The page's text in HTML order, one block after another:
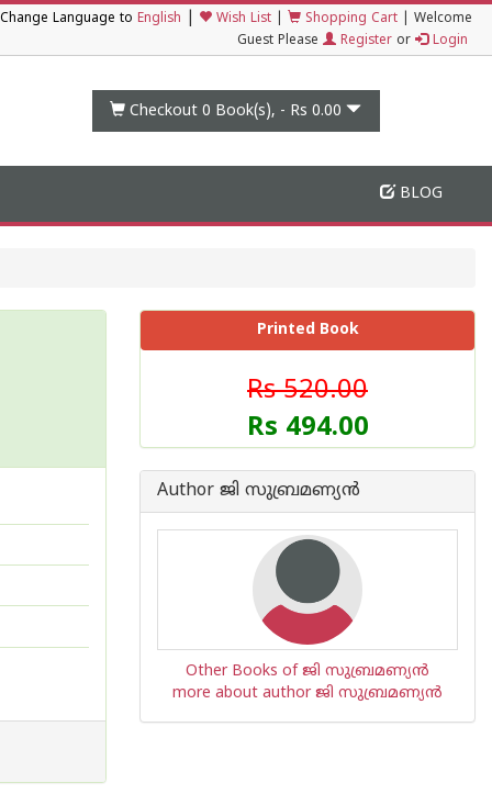
Change Language to English Wish List Shopping Cart
Welcome
Guest Please
Register or Login
Checkout 0 Book(s), - Rs 0.00
BLOG
Printed Book
Rs 520.00
Rs 494.00
Author ജി സുബ്രമണ്യന്‍
Other Books of ജി സുബ്രമണ്യന്‍
more about author ജി സുബ്രമണ്യന്‍